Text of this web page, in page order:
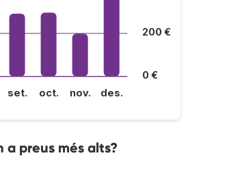
0 €
200 €
set. oct. nov. des.
preus més alts?